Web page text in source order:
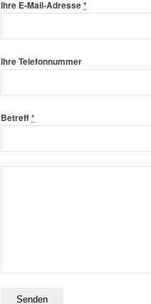
Ihre E-Mail-Adresse*
Ihre Telefonnummer
Betreff*